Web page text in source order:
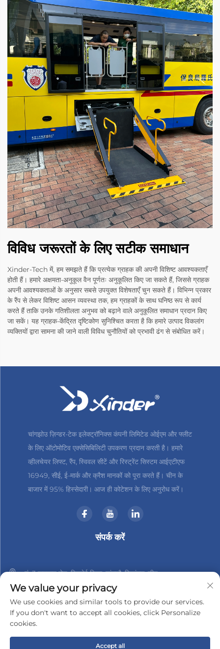
विविध जरूरतों के लिए सटीक समाधान
Xinder-Tech में, हम समझते हैं कि प्रत्येक ग्राहक की अपनी विशिष्ट आवश्यकताएँ
होती हैं। हमारे अक्षमता-अनुकूल वैन पूर्णतः अनुकूलित किए जा सकते हैं, जिससे ग्राहक
अपनी आवश्यकताओं के अनुसार सबसे उपयुक्त विशेषताएँ चुन सकते हैं। विभिन्न प्रकार
के रैंप से लेकर विशिष्ट आसन व्यवस्था तक, हम ग्राहकों के साथ घनिष्ठ रूप से कार्य
करते हैं ताकि उनके गतिशीलता अनुभव को बढ़ाने वाले अनुकूलित समाधान प्रदान किए
जा सकें। यह ग्राहक-केंद्रित दृष्टिकोण सुनिश्चित करता है कि हमारे उत्पाद विकलांग
व्यक्तियों द्वारा सामना की जाने वाली विविध चुनौतियों को प्रभावी ढंग से संबोधित करें।
चांगझोउ ज़िन्डर-टेक इलेक्ट्रॉनिक्स कंपनी लिमिटेड ओईएम और फ्लीट
के लिए ऑटोमोटिव एक्सेसिबिलिटी उपकरण प्रदान करती है। हमारे
व्हीलचेयर लिफ्ट, रैंप, स्विवल सीटें और रिस्ट्रेंट सिस्टम आईएटीएफ
16949, सीई, ई-मार्क और क्रैश मानकों को पूरा करते हैं। चीन के
बाजार में 95% हिस्सेदारी। आज ही कोटेशन के लिए अनुरोध करें।
संपर्क करें
नं. 3 हानशान रोड, जिनबेई जिला, चांगझौ, जियांगसु, चीन
+86-18961288218
[email protected]
We value your privacy
We use cookies and similar tools to provide our services.
If you don't want to accept all cookies, click Personalize
cookies.
Accept all